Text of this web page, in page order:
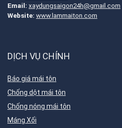
Email: xaydungsaigon24h@gmail.com
Website: www.lammaiton.com
DỊCH VỤ CHÍNH
Báo giá mái tôn
Chống dột mái tôn
Chống nóng mái tôn
Máng Xối